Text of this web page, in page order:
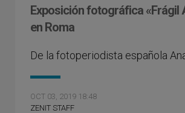
Exposición fotográfica «Frágil
en Roma
De la fotoperiodista española
OCT 03, 2019 18:48
ZENIT STAFF